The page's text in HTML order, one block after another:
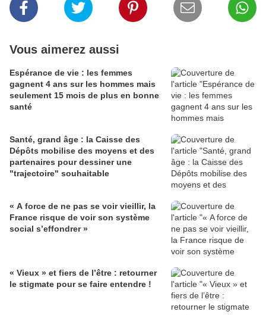
Vous aimerez aussi
Espérance de vie : les femmes
gagnent 4 ans sur les hommes mais
seulement 15 mois de plus en bonne
santé
Santé, grand âge : la Caisse des
Dépôts mobilise des moyens et des
partenaires pour dessiner une
"trajectoire" souhaitable
« A force de ne pas se voir vieillir, la
France risque de voir son système
social s’effondrer »
« Vieux » et fiers de l’être : retourner
le stigmate pour se faire entendre !